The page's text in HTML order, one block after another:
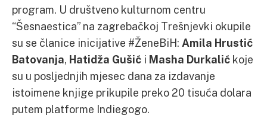
program. U društveno kulturnom centru
“Šesnaestica” na zagrebačkoj Trešnjevki okupile
su se članice inicijative #ŽeneBiH: Amila Hrustić
Batovanja, Hatidža Gušić i Masha Durkalić koje
su u posljednjih mjesec dana za izdavanje
istoimene knjige prikupile preko 20 tisuća dolara
putem platforme Indiegogo.